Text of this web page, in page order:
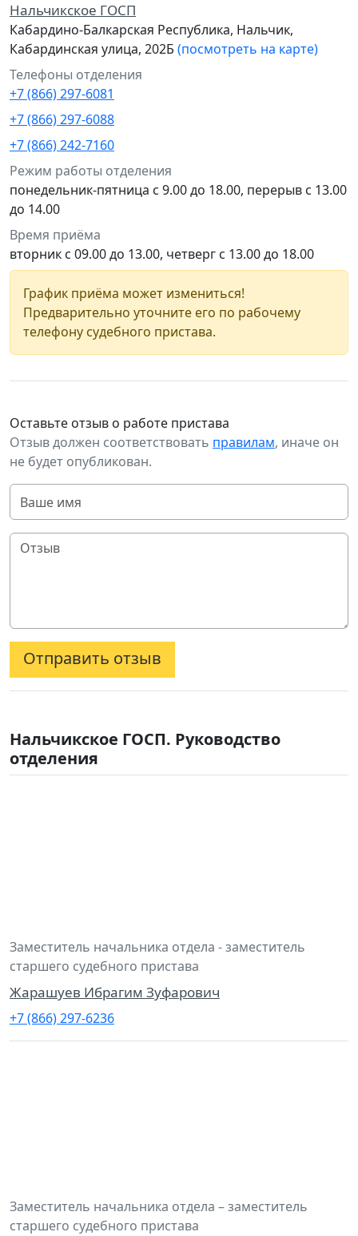
Нальчикское ГОСП
Кабардино-Балкарская Республика, Нальчик,
Кабардинская улица, 202Б (посмотреть на карте)
Телефоны отделения
+7 (866) 297-6081
+7 (866) 297-6088
+7 (866) 242-7160
Режим работы отделения
понедельник-пятница с 9.00 до 18.00, перерыв с 13.00
до 14.00
Время приёма
вторник с 09.00 до 13.00, четверг с 13.00 до 18.00
График приёма может измениться!
Предварительно уточните его по рабочему
телефону судебного пристава.
Оставьте отзыв о работе пристава
Отзыв должен соответствовать правилам, иначе он
не будет опубликован.
Отправить отзыв
Нальчикское ГОСП. Руководство
отделения
Заместитель начальника отдела - заместитель
старшего судебного пристава
Жарашуев Ибрагим Зуфарович
+7 (866) 297-6236
Заместитель начальника отдела – заместитель
старшего судебного пристава